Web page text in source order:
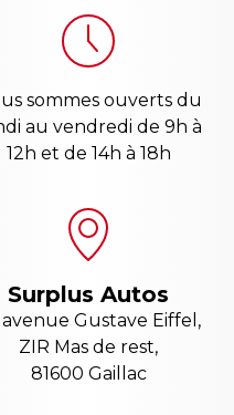
sommes ouverts du
au vendredi de 9h à
12h et de 14h à 18h
Surplus Autos
Gustave Eiffel,
ZIR Mas de rest,
81600 Gaillac